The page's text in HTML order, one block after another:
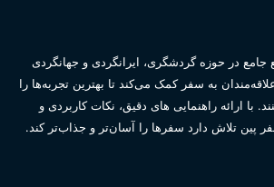
در حوزه گردشگری، ایرانگردی و جهانگردی
به سفر کمک می‌کند تا بهترین تجربه‌ها را
با ارائه راهنمایی های دقیق، نکات کاربردی و
پین تلاش دارد سفرها را آسان‌تر و جذاب‌تر کند.